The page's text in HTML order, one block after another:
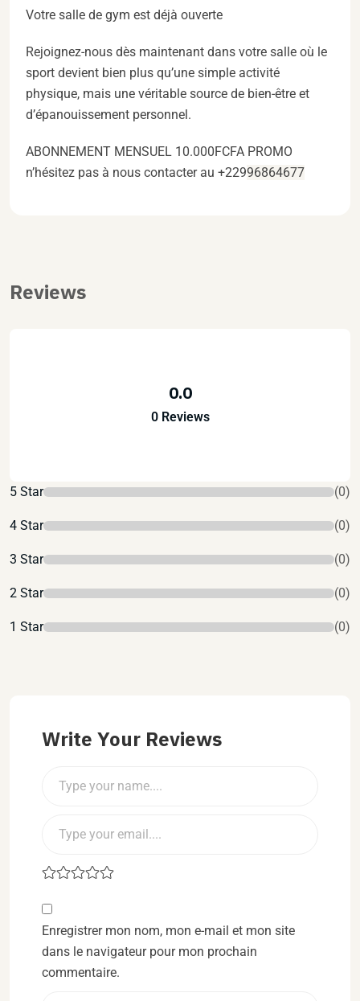
Votre salle de gym est déjà ouverte
Rejoignez-nous dès maintenant dans votre salle où le
sport devient bien plus qu’une simple activité
physique, mais une véritable source de bien-être et
d’épanouissement personnel.
ABONNEMENT MENSUEL 10.000FCFA PROMO
n’hésitez pas à nous contacter au +22996864677
Reviews
0.0
0 Reviews
5 Star (0)
4 Star (0)
3 Star (0)
2 Star (0)
1 Star (0)
Write Your Reviews
Enregistrer mon nom, mon e-mail et mon site
dans le navigateur pour mon prochain
commentaire.